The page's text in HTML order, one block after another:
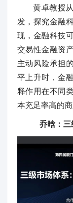
黄卓教授
发，探究金融
现，金融科技
交易性金融资
主动风险承担
平上升时，金
释作用在不同
本充足率高的
乔晗：三